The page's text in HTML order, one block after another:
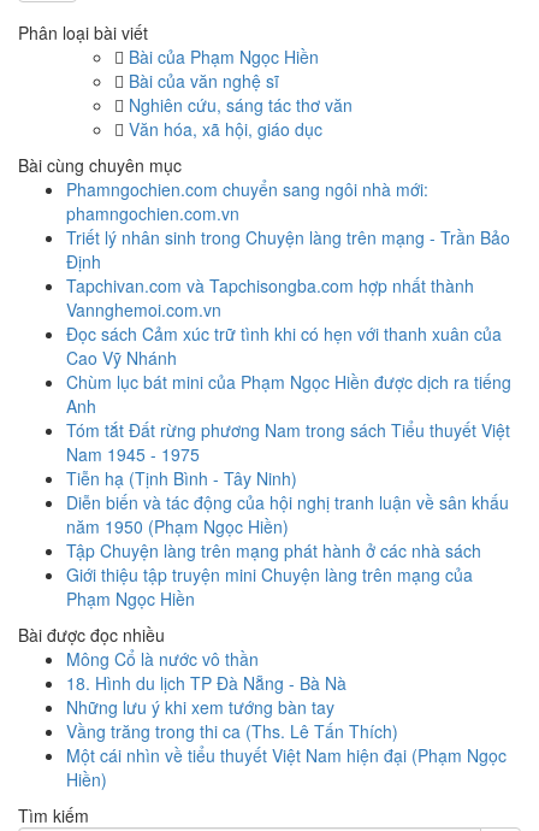
Phân loại bài viết
Bài của Phạm Ngọc Hiền
Bài của văn nghệ sĩ
Nghiên cứu, sáng tác thơ văn
Văn hóa, xã hội, giáo dục
Bài cùng chuyên mục
Phamngochien.com chuyển sang ngôi nhà mới:
phamngochien.com.vn
Triết lý nhân sinh trong Chuyện làng trên mạng - Trần Bảo
Định
Tapchivan.com và Tapchisongba.com hợp nhất thành
Vannghemoi.com.vn
Đọc sách Cảm xúc trữ tình khi có hẹn với thanh xuân của
Cao Vỹ Nhánh
Chùm lục bát mini của Phạm Ngọc Hiền được dịch ra tiếng
Anh
Tóm tắt Đất rừng phương Nam trong sách Tiểu thuyết Việt
Nam 1945 - 1975
Tiễn hạ (Tịnh Bình - Tây Ninh)
Diễn biến và tác động của hội nghị tranh luận về sân khấu
năm 1950 (Phạm Ngọc Hiền)
Tập Chuyện làng trên mạng phát hành ở các nhà sách
Giới thiệu tập truyện mini Chuyện làng trên mạng của
Phạm Ngọc Hiền
Bài được đọc nhiều
Mông Cổ là nước vô thần
18. Hình du lịch TP Đà Nẵng - Bà Nà
Những lưu ý khi xem tướng bàn tay
Vầng trăng trong thi ca (Ths. Lê Tấn Thích)
Một cái nhìn về tiểu thuyết Việt Nam hiện đại (Phạm Ngọc
Hiền)
Tìm kiếm